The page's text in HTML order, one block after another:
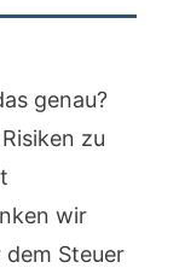
genau?
zu
wir
Steuer